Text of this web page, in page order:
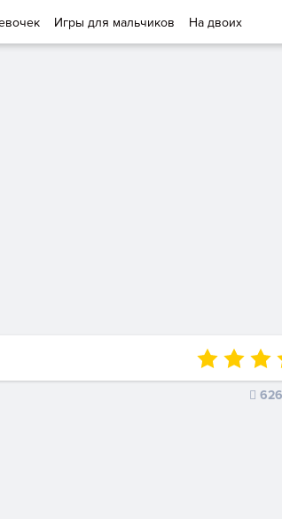
Игры для мальчиков На двоих
626